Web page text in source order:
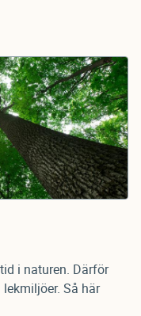
i naturen. Därför
Så här